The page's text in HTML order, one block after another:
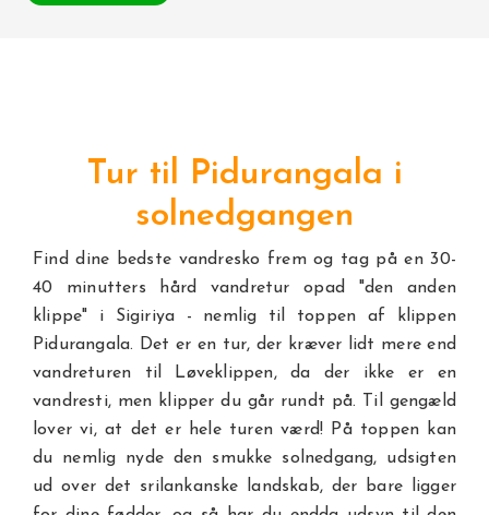
Tur til Pidurangala i
solnedgangen
Find dine bedste vandresko frem og tag på en 30-
40 minutters hård vandretur opad "den anden
klippe" i Sigiriya - nemlig til toppen af klippen
Pidurangala. Det er en tur, der kræver lidt mere end
vandreturen til Løveklippen, da der ikke er en
vandresti, men klipper du går rundt på. Til gengæld
lover vi, at det er hele turen værd! På toppen kan
du nemlig nyde den smukke solnedgang, udsigten
ud over det srilankanske landskab, der bare ligger